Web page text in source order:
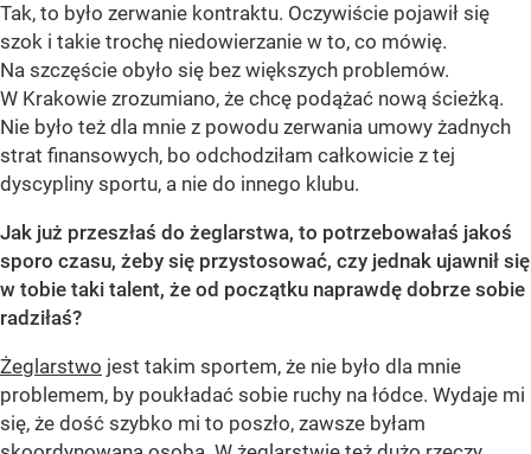
Tak, to było zerwanie kontraktu. Oczywiście pojawił się
szok i takie trochę niedowierzanie w to, co mówię.
Na szczęście obyło się bez większych problemów.
W Krakowie zrozumiano, że chcę podążać nową ścieżką.
Nie było też dla mnie z powodu zerwania umowy żadnych
strat finansowych, bo odchodziłam całkowicie z tej
dyscypliny sportu, a nie do innego klubu.
Jak już przeszłaś do żeglarstwa, to potrzebowałaś jakoś
sporo czasu, żeby się przystosować, czy jednak ujawnił się
w tobie taki talent, że od początku naprawdę dobrze sobie
radziłaś?
Żeglarstwo jest takim sportem, że nie było dla mnie
problemem, by poukładać sobie ruchy na łódce. Wydaje mi
się, że dość szybko mi to poszło, zawsze byłam